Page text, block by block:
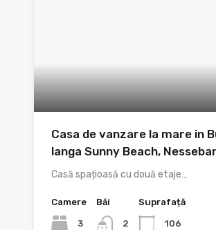
Casa de vanzare la mare in
langa Sunny Beach, Nessebar
Casă spațioasă cu două etaje…
Camere
3
Băi
2
Suprafață
106